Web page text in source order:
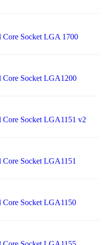
Core Socket LGA 1700
Core Socket LGA1200
Core Socket LGA1151 v2
Core Socket LGA1151
Core Socket LGA1150